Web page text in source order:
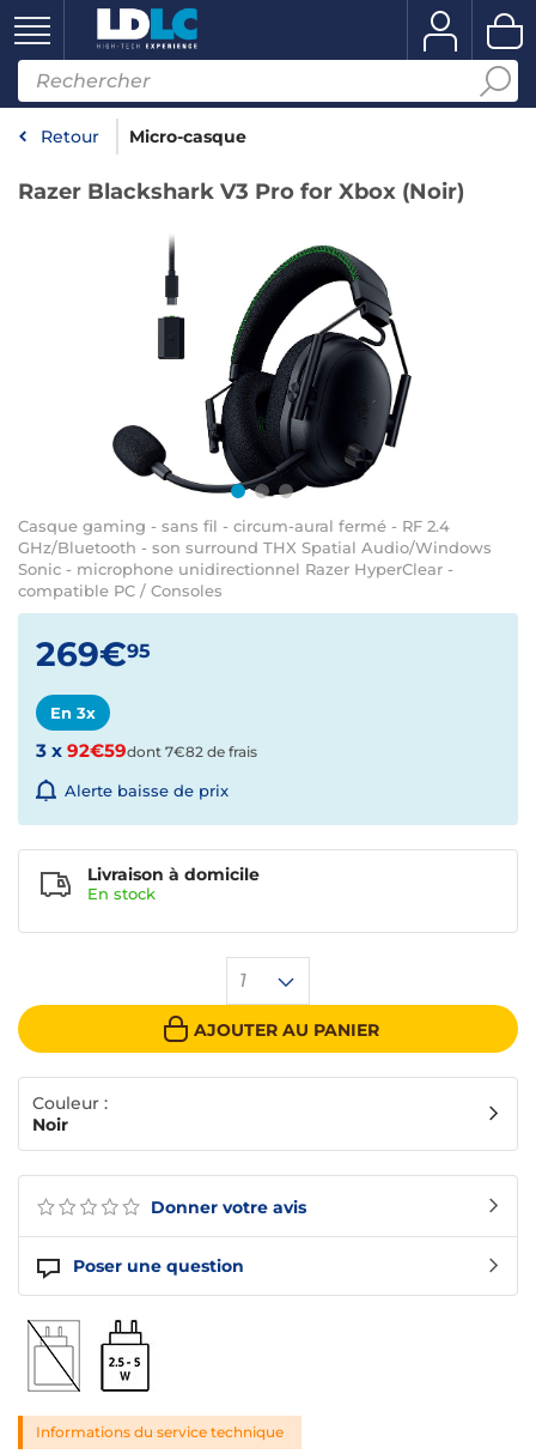
Retour Micro-casque
Razer Blackshark V3 Pro for Xbox (Noir)
Casque gaming - sans fil - circum-aural fermé - RF 2.4
GHz/Bluetooth - son surround THX Spatial Audio/Windows
Sonic - microphone unidirectionnel Razer HyperClear -
compatible PC / Consoles
Donner votre avis
Poser une question
269€95
En 3x
3 x 92€59dont 7€82 de frais
Alerte baisse de prix
1
AJOUTER AU PANIER
Livraison à domicile
En stock
Couleur :
Noir
Informations du service technique